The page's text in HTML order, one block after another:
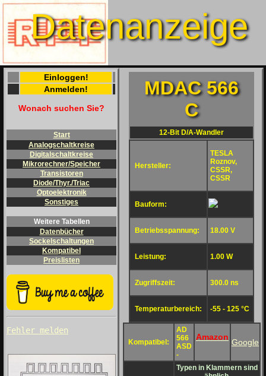
Datenanzeige
Einloggen!
Anmelden!
Wonach suchen Sie?
Start
Analogschaltkreise
Digitalschaltkreise
Mikrorechner/Speicher
Transistoren
Diode/Thyr./Triac
Optoelektronik
Sonstiges
Weitere Tabellen
Datenbücher
Sockelschaltungen
Kompatibel
Preislisten
Fehler melden
MDAC 566
C
12-Bit D/A-Wandler
Hersteller:
TESLA
Roznov,
CSSR,
CSSR
Bauform:
Betriebsspannung: 18.00 V
Leistung: 1.00 W
Zugriffszeit: 300.0 ns
Temperaturbereich: -55 - 125 °C
Kompatibel:
AD
566
ASD
-
Amazon
Google
Typen in Klammern sind